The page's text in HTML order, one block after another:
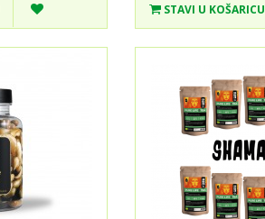
STAVI U KOŠARICU